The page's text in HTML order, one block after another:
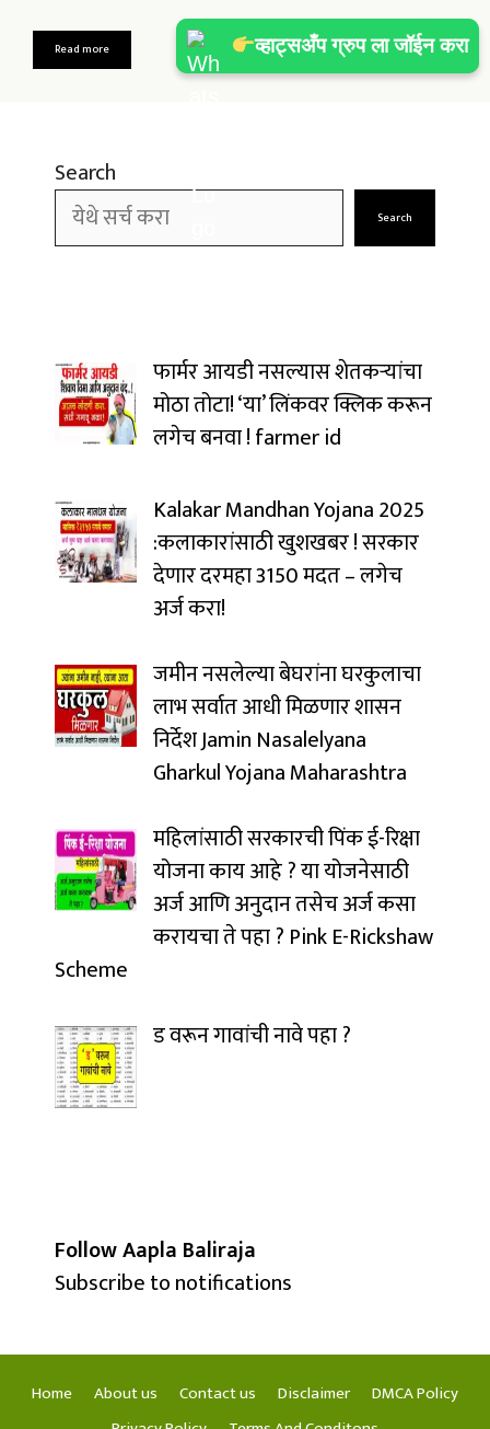
व्हाट्सअँप ग्रुप ला जॉईन करा
Read more व्हाट्सअँप ग्रुप ला जॉईन करा
Search
Search
फार्मर आयडी नसल्यास शेतकऱ्यांचा
मोठा तोटा! ‘या’ लिंकवर क्लिक करून
लगेच बनवा ! farmer id
Kalakar Mandhan Yojana 2025
:कलाकारांसाठी खुशखबर ! सरकार
देणार दरमहा ₹3150 मदत – लगेच
अर्ज करा!
जमीन नसलेल्या बेघरांना घरकुलाचा
लाभ सर्वात आधी मिळणार शासन
निर्देश Jamin Nasalelyana
Gharkul Yojana Maharashtra
महिलांसाठी सरकारची पिंक ई-रिक्षा
योजना काय आहे ? या योजनेसाठी
अर्ज आणि अनुदान तसेच अर्ज कसा
करायचा ते पहा ? Pink E-Rickshaw
Scheme
ड वरून गावांची नावे पहा ?
Follow Aapla Baliraja
Subscribe to notifications
Home About us Contact us Disclaimer
DMCA Policy